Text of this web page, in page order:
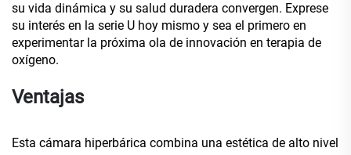
su vida dinámica y su salud duradera convergen. Exprese
su interés en la serie U hoy mismo y sea el primero en
experimentar la próxima ola de innovación en terapia de
oxígeno.
Ventajas
Esta cámara hiperbárica combina una estética de alto nivel